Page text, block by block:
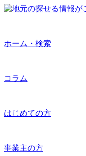
ホーム・検索
コラム
はじめての方
事業主の方